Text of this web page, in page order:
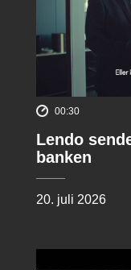
00:30
Lendo
banken
20. juli 2026